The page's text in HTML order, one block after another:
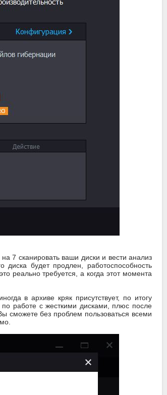
7 сканировать ваши диски и вести анализ
диска будет продлен, работоспособность
реально требуется, а когда этот момента
в архиве кряк присутствует, по итогу
работе с жесткими дисками, плюс после
сможете без проблем пользоваться всеми